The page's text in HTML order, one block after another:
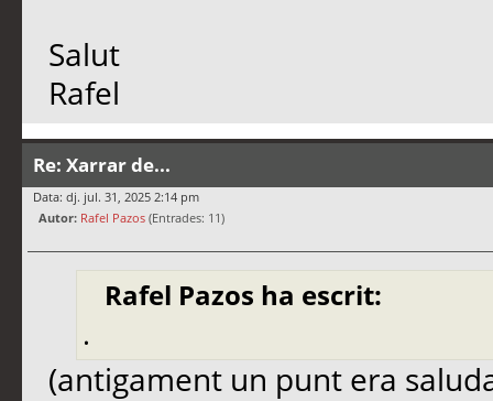
Salut
Rafel
Re: Xarrar de...
Data: dj. jul. 31, 2025 2:14 pm
Autor: Rafel Pazos (Entrades: 11)
Rafel Pazos ha escrit:
.
(antigament un punt era